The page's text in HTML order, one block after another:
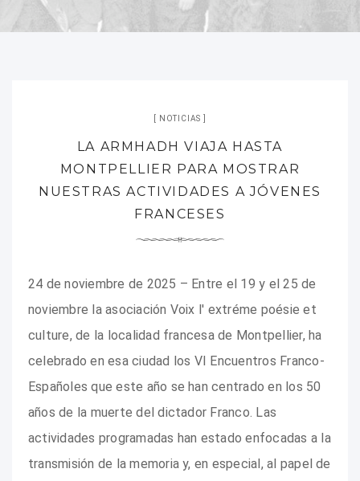
NOTICIAS
LA ARMHADH VIAJA HASTA
MONTPELLIER PARA MOSTRAR
NUESTRAS ACTIVIDADES A JÓVENES
FRANCESES
24 de noviembre de 2025 – Entre el 19 y el 25 de
noviembre la asociación Voix l' extréme poésie et
culture, de la localidad francesa de Montpellier, ha
celebrado en esa ciudad los VI Encuentros Franco-
Españoles que este año se han centrado en los 50
años de la muerte del dictador Franco. Las
actividades programadas han estado enfocadas a la
transmisión de la memoria y, en especial, al papel de